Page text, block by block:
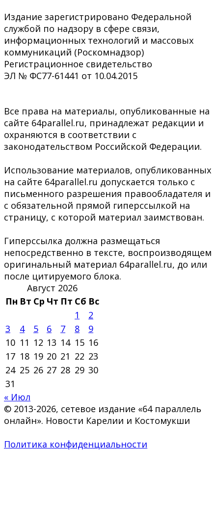
Издание зарегистрировано Федеральной
службой по надзору в сфере связи,
информационных технологий и массовых
коммуникаций (Роскомнадзор)
Регистрационное свидетельство
ЭЛ № ФС77-61441 от 10.04.2015
Все права на материалы, опубликованные на
сайте 64parallel.ru, принадлежат редакции и
охраняются в соответствии с
законодательством Российской Федерации.
Использование материалов, опубликованных
на сайте 64parallel.ru допускается только с
письменного разрешения правообладателя и
с обязательной прямой гиперссылкой на
страницу, с которой материал заимствован.
Гиперссылка должна размещаться
непосредственно в тексте, воспроизводящем
оригинальный материал 64parallel.ru, до или
после цитируемого блока.
Август 2026
Пн Вт Ср Чт Пт Сб Вс
1
2
3
4 5 6 7 8
9
10 11 12 13 14 15 16
17 18 19 20 21 22 23
24 25 26 27 28 29 30
31
« Июл
© 2013-2026, сетевое издание «64 параллель
онлайн». Новости Карелии и Костомукши
Политика конфиденциальности